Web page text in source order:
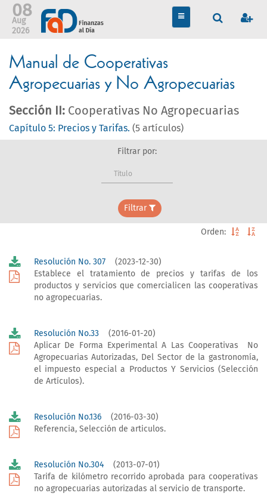
TOGGLE
NAVIGATION
08
Aug
2026
Manual de Cooperativas
Agropecuarias y No Agropecuarias
Sección II: Cooperativas No Agropecuarias
Capítulo 5: Precios y Tarifas. (5 artículos)
Filtrar por:
Título
Filtrar
Orden:
Resolución No. 307(2023-12-30)
Establece el tratamiento de precios y tarifas de los
productos y servicios que comercialicen las cooperativas
no agropecuarias.
Resolución No.33(2016-01-20)
Aplicar De Forma Experimental A Las Cooperativas No
Agropecuarias Autorizadas, Del Sector de la gastronomía,
el impuesto especial a Productos Y Servicios (Selección
de Artículos).
Resolución No.136(2016-03-30)
Referencia, Selección de articulos.
Resolución No.304(2013-07-01)
Tarifa de kilómetro recorrido aprobada para cooperativas
no agropecuarias autorizadas al servicio de transporte.